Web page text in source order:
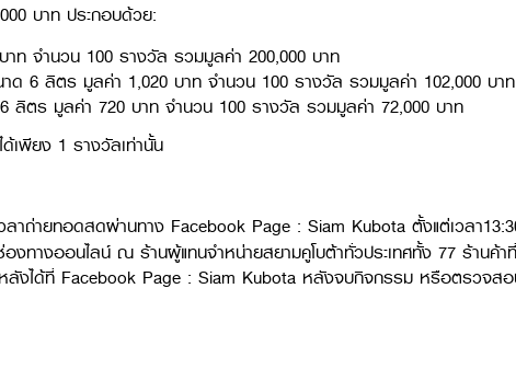
บาท ประกอบด้วย:
ท จำนวน 100 รางวัล รวมมูลค่า 200,000 บาท
ด 6 ลิตร มูลค่า 1,020 บาท จำนวน 100 รางวัล รวมมูลค่า 102,000 บาท
ลิตร มูลค่า 720 บาท จำนวน 100 รางวัล รวมมูลค่า 72,000 บาท
เพียง 1 รางวัลเท่านั้น
ลาถ่ายทอดสดผ่านทาง Facebook Page : Siam Kubota ตั้งแต่เวลา
องทางออนไลน์ ณ ร้านผู้แทนจำหน่ายสยามคูโบต้าทั่วประเทศทั้ง 77 ร้านค้
งได้ที่ Facebook Page : Siam Kubota หลังจบกิจกรรม หรือตรวจส